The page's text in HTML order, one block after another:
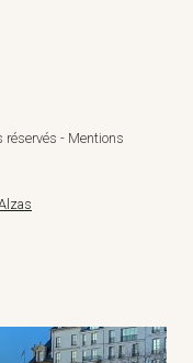
réservés - Mentions